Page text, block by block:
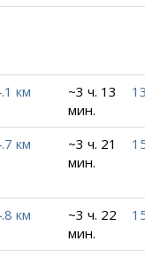
км
~3 ч. 13
мин.
км
~3 ч. 21
мин.
км
~3 ч. 22
мин.